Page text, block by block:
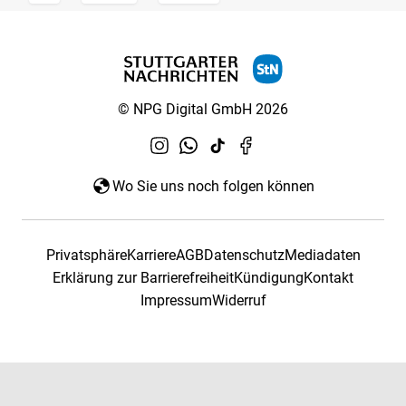
© NPG Digital GmbH 2026
Wo Sie uns noch folgen können
PrivatsphäreKarriereAGBDatenschutzMediadaten
Erklärung zur BarrierefreiheitKündigungKontakt
ImpressumWiderruf